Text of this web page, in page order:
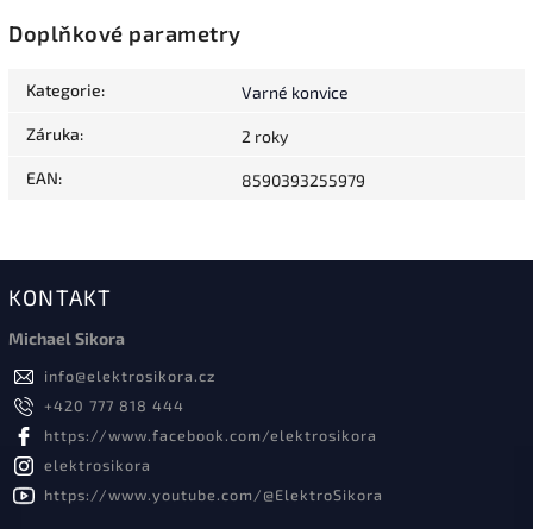
Doplňkové parametry
Kategorie: Varné konvice
Záruka: 2 roky
EAN: 8590393255979
KONTAKT
Michael Sikora
info@elektrosikora.cz
+420 777 818 444
https://www.facebook.com/elektrosikora
elektrosikora
https://www.youtube.com/@ElektroSikora